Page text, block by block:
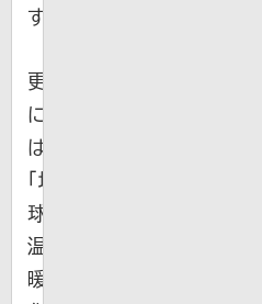
す。
更
に
は
「地
球
温
暖